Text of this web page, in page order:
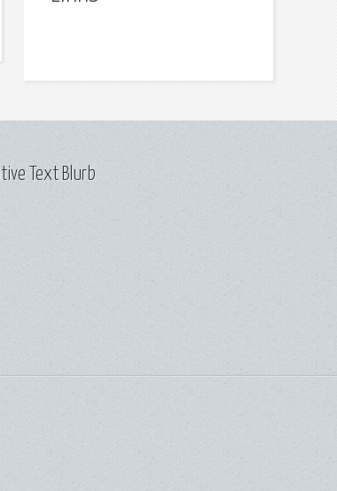
Text Blurb